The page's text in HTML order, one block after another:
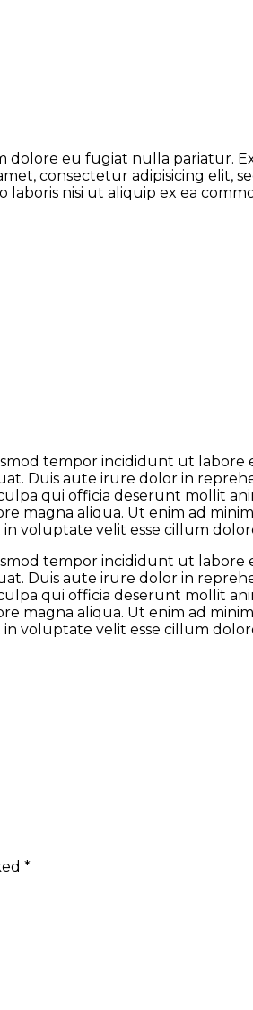
eu fugiat nulla pariatur.
consectetur adipisicing elit,
nisi ut aliquip ex ea
tempor incididunt ut
Duis aute irure dolor in
qui officia deserunt mollit
magna aliqua. Ut enim ad
voluptate velit esse cillum
tempor incididunt ut
Duis aute irure dolor in
qui officia deserunt mollit
magna aliqua. Ut enim ad
voluptate velit esse cillum
*